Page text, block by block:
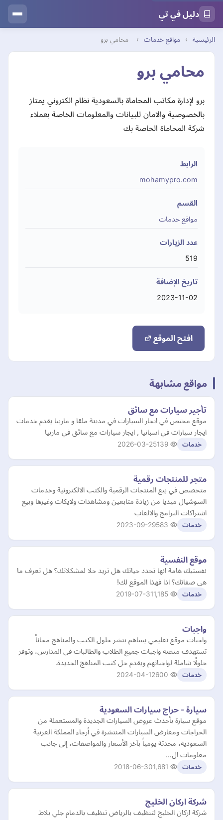
دليل في تي
الرئيسية › مواقع خدمات › محامي برو
محامي برو
برو لإدارة مكاتب المحاماة بالسعودية نظام الكتروني يمتاز
بالخصوصية والامان للبيانات والمعلومات الخاصة بعملاء
شركة المحاماة الخاصة بك
الرابط
mohamypro.com
القسم
مواقع خدمات
عدد الزيارات
519
تاريخ الإضافة
2023-11-02
افتح الموقع
مواقع مشابهة
تأجير سيارات مع سائق
موقع مختص في ايجار السيارات في مدينة ملقا و ماربيا يقدم خدمات
ايجار سيارات في اسبانيا , ايجار سيارات مع سائق في ماربيا
خدمات 2026-03-25
متجر للمنتجات رقمية
متخصص في بيع المنتجات الرقمية والكتب الالكترونية وخدمات
السوشيال ميديا من زيادة متابعين ومشاهدات ولايكات وغيرها وبيع
اشتراكات البرامج والالعاب
خدمات 2023-09-29
موقع النفسية
نفستيك هامة انها تحدد حياتك هل تريد حلا لمشكلاتك؟ هل تعرف ما
هى صفاتك؟ اذا فهذا الموقع لك!
خدمات 2019-07-31
واجبات
واجبات موقع تعليمي يساهم بنشر حلول الكتب والمناهج مجاناً
تستهدف منصة واجبات جميع الطلاب والطالبات في المدارس، وتوفر
حلولًا شاملة لواجباتهم ويقدم حل كتب المناهج الجديدة.
خدمات 2024-04-12
سيارة - حراج سيارات السعودية
موقع سيارة بأحدث عروض السيارات الجديدة والمستعملة من
الحراجات ومعارض السيارات المنتشرة في أرجاء المملكة العربية
السعودية، محدثة يومياً بآخر الأسعار والمواصفات، إلى جانب
معلومات ال…
خدمات 2018-06-30
شركة اركان الخليج
شركة اركان الخليج لتنظيف بالرياض تنظيف بالدمام جلي بلاط